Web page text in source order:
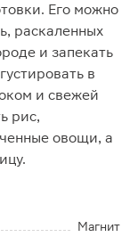
Его можно
раскаленных
и запекать
в
и свежей
рис,
овощи, а
Магнит